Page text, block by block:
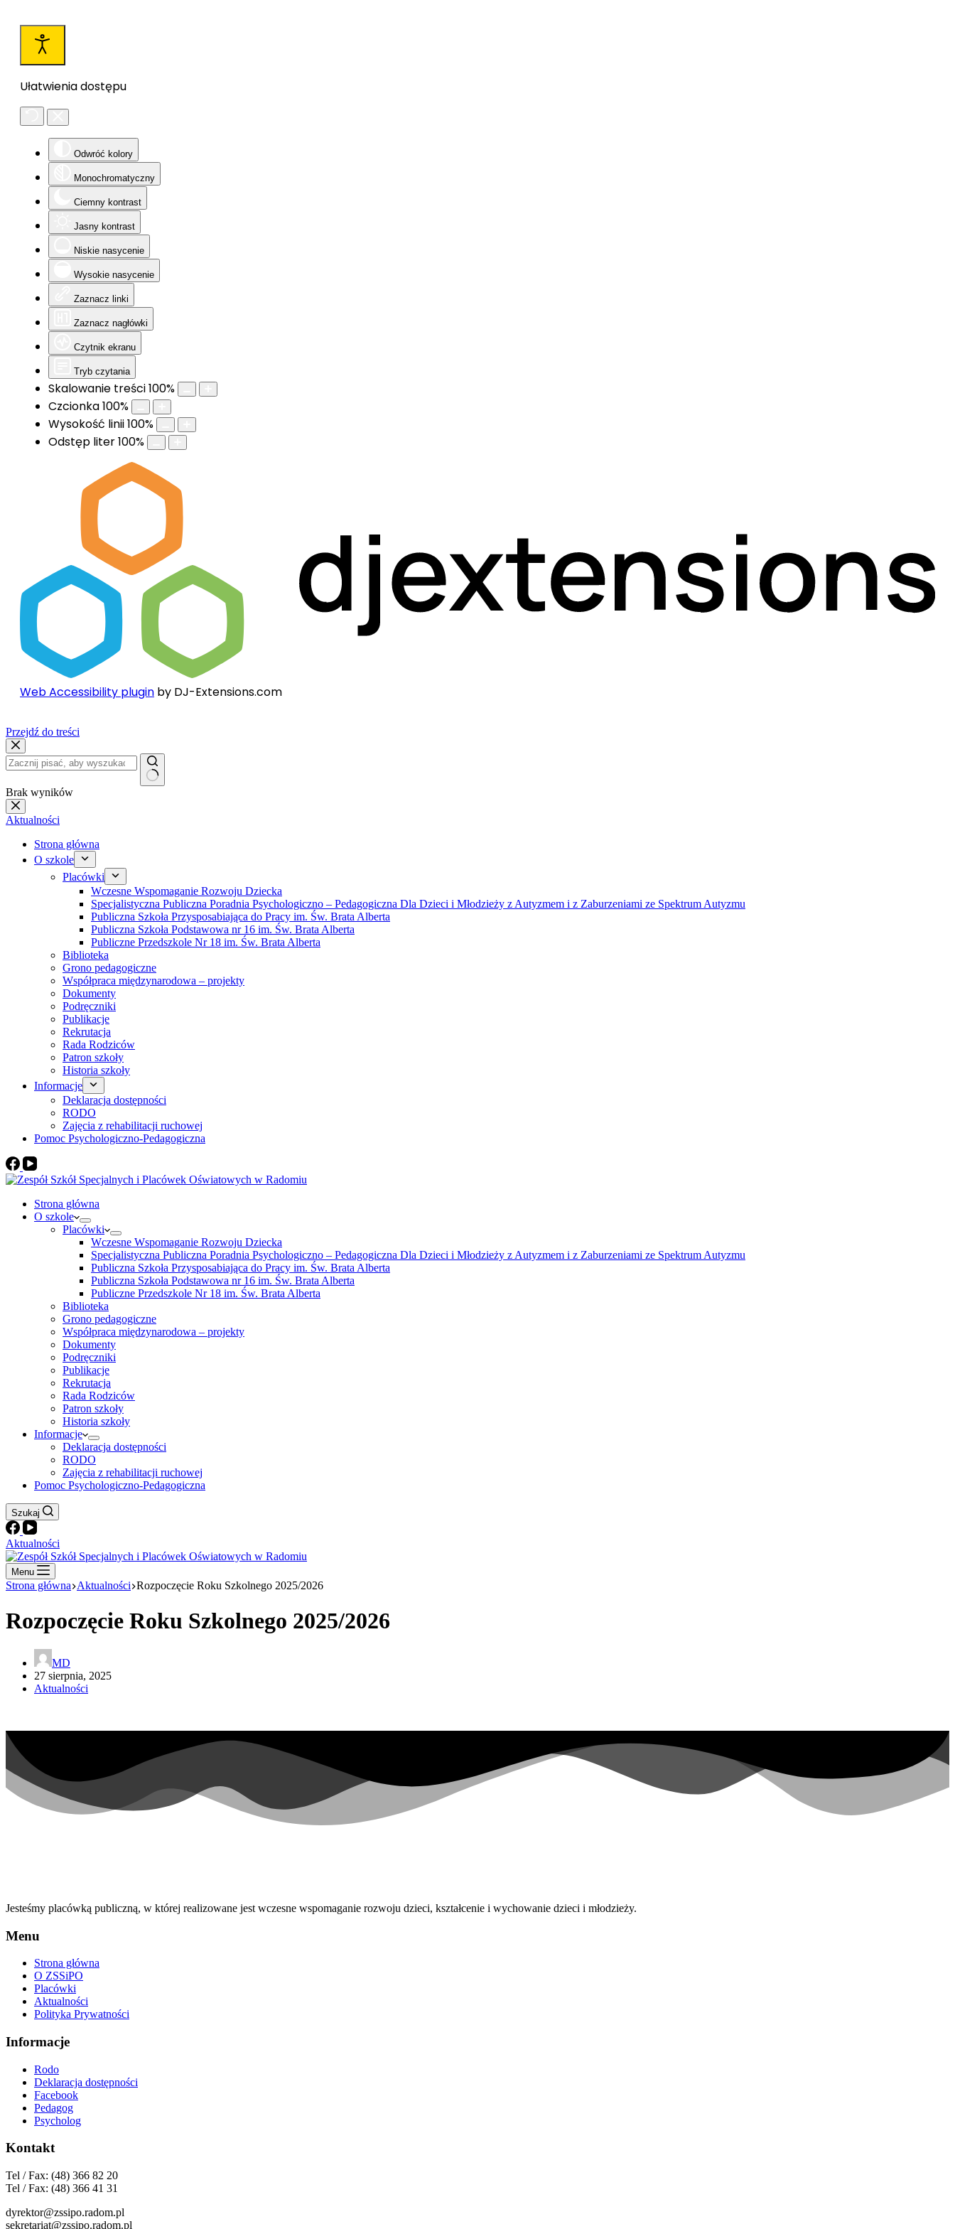
Ułatwienia dostępu
Odwróć kolory
Monochromatyczny
Ciemny kontrast
Jasny kontrast
Niskie nasycenie
Wysokie nasycenie
Zaznacz linki
Zaznacz nagłówki
Czytnik ekranu
Tryb czytania
Skalowanie treści100%
Czcionka100%
Wysokość linii100%
Odstęp liter100%
Web Accessibility plugin by DJ-Extensions.com
Przejdź do treści
Brak wyników
Aktualności
Strona główna
O szkole
Placówki
Wczesne Wspomaganie Rozwoju Dziecka
Specjalistyczna Publiczna Poradnia Psychologiczno – Pedagogiczna Dla Dzieci i Młodzieży z Autyzmem i z Zaburzeniami ze Spektrum Autyzmu
Publiczna Szkoła Przysposabiająca do Pracy im. Św. Brata Alberta
Publiczna Szkoła Podstawowa nr 16 im. Św. Brata Alberta
Publiczne Przedszkole Nr 18 im. Św. Brata Alberta
Biblioteka
Grono pedagogiczne
Współpraca międzynarodowa – projekty
Dokumenty
Podręczniki
Publikacje
Rekrutacja
Rada Rodziców
Patron szkoły
Historia szkoły
Informacje
Deklaracja dostępności
RODO
Zajęcia z rehabilitacji ruchowej
Pomoc Psychologiczno-Pedagogiczna
Strona główna
O szkole
Placówki
Wczesne Wspomaganie Rozwoju Dziecka
Specjalistyczna Publiczna Poradnia Psychologiczno – Pedagogiczna Dla Dzieci i Młodzieży z Autyzmem i z Zaburzeniami ze Spektrum Autyzmu
Publiczna Szkoła Przysposabiająca do Pracy im. Św. Brata Alberta
Publiczna Szkoła Podstawowa nr 16 im. Św. Brata Alberta
Publiczne Przedszkole Nr 18 im. Św. Brata Alberta
Biblioteka
Grono pedagogiczne
Współpraca międzynarodowa – projekty
Dokumenty
Podręczniki
Publikacje
Rekrutacja
Rada Rodziców
Patron szkoły
Historia szkoły
Informacje
Deklaracja dostępności
RODO
Zajęcia z rehabilitacji ruchowej
Pomoc Psychologiczno-Pedagogiczna
Szukaj
Aktualności
Menu
Strona główna Aktualności Rozpoczęcie Roku Szkolnego 2025/2026
Rozpoczęcie Roku Szkolnego 2025/2026
MD
27 sierpnia, 2025
Aktualności
Jesteśmy placówką publiczną, w której realizowane jest wczesne wspomaganie rozwoju dzieci, kształcenie i wychowanie dzieci i młodzieży.
Menu
Strona główna
O ZSSiPO
Placówki
Aktualności
Polityka Prywatności
Informacje
Rodo
Deklaracja dostępności
Facebook
Pedagog
Psycholog
Kontakt
Tel / Fax: (48) 366 82 20
Tel / Fax: (48) 366 41 31
dyrektor@zssipo.radom.pl
sekretariat@zssipo.radom.pl